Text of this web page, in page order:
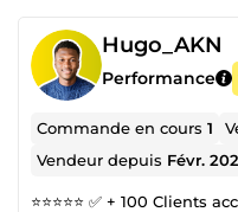
Hugo_AKN
Performance
Commande en cours1
Vendeur depuis Févr.
⭐⭐⭐⭐⭐ ✅ + 100